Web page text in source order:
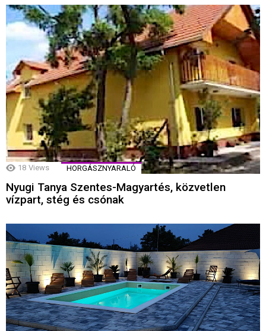
18 Views HORGÁSZNYARALÓ
Nyugi Tanya Szentes-Magyartés, közvetlen
vízpart, stég és csónak